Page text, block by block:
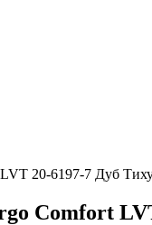
20-6197-7 Дуб
Comfort